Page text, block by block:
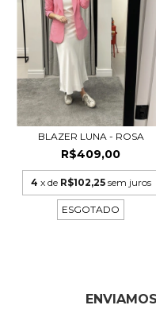
BLAZER LUNA - ROSA
R$409,00
4 x de R$102,25 sem juros
ESGOTADO